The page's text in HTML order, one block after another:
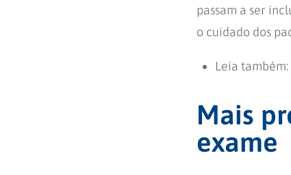
passam a ser
o cuidado dos
Leia também:
Mais
exame